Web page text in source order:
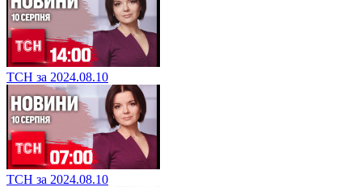
ТСН за 2024.08.10
ТСН за 2024.08.10